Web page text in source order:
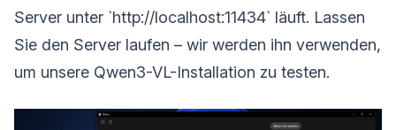
Server unter `http://localhost:11434` läuft. Lassen
Sie den Server laufen – wir werden ihn verwenden,
um unsere Qwen3-VL-Installation zu testen.